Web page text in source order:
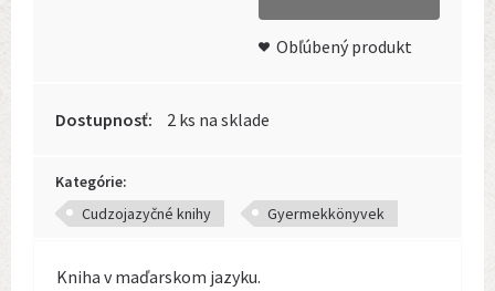
Obľúbený produkt
Dostupnosť: 2 ks na sklade
Kategórie:
Cudzojazyčné knihy
Gyermekkönyvek
Kniha v maďarskom jazyku.